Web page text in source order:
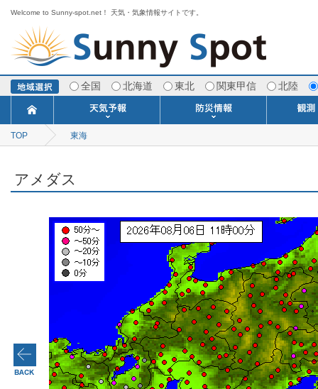
Welcome to Sunny-spot.net！ 天気・気象情報サイトです。
全国 北海道 東北 関東甲信 北陸
今日明日の天気
ポイント予報
週間天気予報
寒・暖候期予報
TOP 東海
アメダス